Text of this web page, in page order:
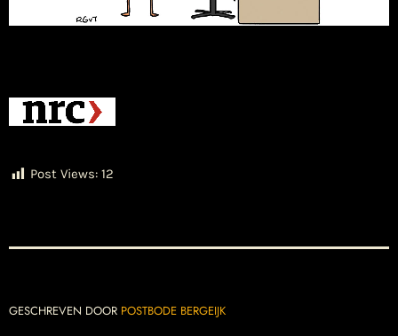
Post Views: 12
GESCHREVEN DOOR POSTBODE BERGEIJK